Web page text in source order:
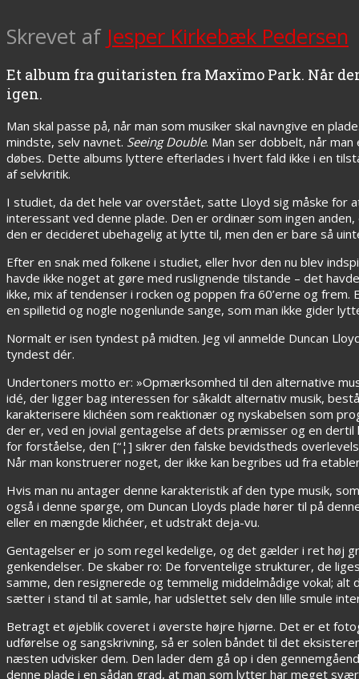
Skrevet af Jesper Kirkebæk Pedersen
Et album fra guitaristen fra Maxïmo Park. Når
igen.
Man skal passe på, når man som musiker skal navngive en
mindste, selv navnet. Seeing Double. Man ser dobbelt, når
døbes. Dette albums lyttere efterlades i hvert fald ikke i en
af selvkritik.
I studiet, da det hele var overstået, satte Lloyd sig måske for
interessant ved denne plade. Den er ordinær som ingen
den er decideret ubehagelig at lytte til, men den er bare så
Efter en snak med folkene i studiet, eller hvor den nu blev
havde ikke noget at gøre med ruslignende tilstande – det
ikke, mix af tendenser i rocken og poppen fra 60’erne og
en spilletid og nogle nogenlunde sange, som man ikke gider
Normalt er isen tyndest på midten. Jeg vil anmelde Duncan
tyndest dér.
Undertoners motto er: »Opmærksomhed til den alternative
idé, der ligger bag interessen for såkaldt alternativ musik,
karakterisere klichéen som reaktionær og nyskabelsen som
der er, ved en jovial gentagelse af dets præmisser og en
for forståelse, den [“¦] sikrer den falske bevidstheds
Når man konstruerer noget, der ikke kan begribes ud fra
Hvis man nu antager denne karakteristik af den type musik,
også i denne spørge, om Duncan Lloyds plade hører til på
eller en mængde klichéer, et udstrakt deja-vu.
Gentagelser er jo som regel kedelige, og det gælder i ret høj
genkendelser. De skaber ro: De forventelige strukturer, de
samme, den resignerede og temmelig middelmådige vokal;
sætter i stand til at samle, har udslettet selv den lille smule
Betragt et øjeblik coveret i øverste højre hjørne. Det er et
udførelse og sangskrivning, så er solen båndet til det
næsten udvisker dem. Den lader dem gå op i den
denne plade i en sådan grad, at man som lytter har meget